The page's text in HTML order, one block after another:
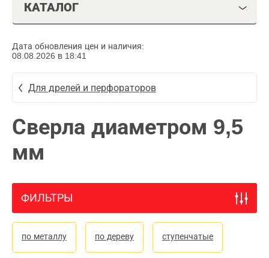
КАТАЛОГ
Дата обновления цен и наличия:
08.08.2026 в 18:41
Для дрелей и перфораторов
Сверла диаметром 9,5
мм
ФИЛЬТРЫ
по металлу по дереву ступенчатые